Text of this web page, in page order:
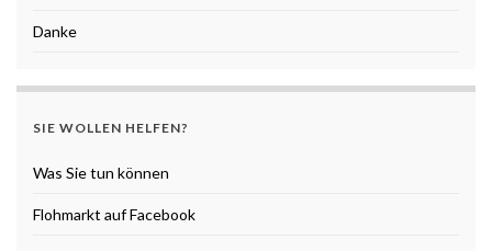
Danke
SIE WOLLEN HELFEN?
Was Sie tun können
Flohmarkt auf Facebook